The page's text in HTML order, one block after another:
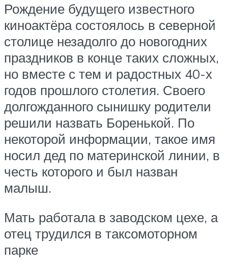
Рождение будущего известного
киноактёра состоялось в северной
столице незадолго до новогодних
праздников в конце таких сложных,
но вместе с тем и радостных 40-х
годов прошлого столетия. Своего
долгожданного сынишку родители
решили назвать Боренькой. По
некоторой информации, такое имя
носил дед по материнской линии, в
честь которого и был назван
малыш.
Мать работала в заводском цехе, а
отец трудился в таксомоторном
парке